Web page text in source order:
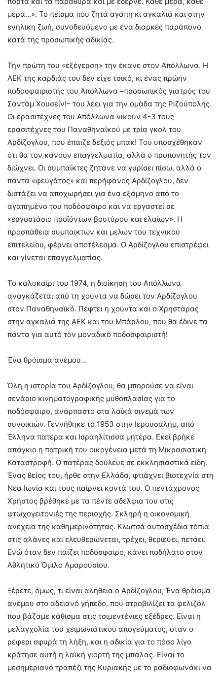
μέρα…». Το πείσμα που ζητά αγάπη κι αγκαλιά και στην
ενήλικη ζωή, συνοδευόμενο με ένα διαρκές παράπονο
κατά της προσωπικής αδικίας.
Την πρώτη του «εξέγερση» την έκανε στον Απόλλωνα. Η
ΑΕΚ της καρδιάς του δεν είχε τσικό, κι ένας πρώην
ποδοσφαιριστής του Απόλλωνα –προσωπικός γιατρός του
Σαντάμ Χουσεΐν!– του λέει για την ομάδα της Ριζούπολης.
Οι ερασιτέχνες του Απόλλωνα νικούν 4-3 τους
ερασιτέχνες του Παναθηναϊκού με τρία γκολ του
Αρδίζογλου, που έπαιζε δεξιός μπακ! Του υποσχέθηκαν
ότι θα τον κάνουν επαγγελματία, αλλά ο προπονητής τον
διώχνει. Οι συμπαίκτες ζητάνε να γυρίσει πίσω, αλλά ο
πάντα «φευγάτος» και περήφανος Αρδίζογλου, δεν
διστάζει να αποχωρήσει για ένα εξάμηνο από το
αγαπημένο του ποδόσφαιρο και να εργαστεί σε
«εργοστάσιο προϊόντων βουτύρου και ελαίων». Η
προσπάθεια συμπαικτών και μελών του τεχνικού
επιτελείου, φέρνει αποτέλεσμα. Ο Αρδίζογλου επιστρέφει
και γίνεται επαγγελματίας.
Το καλοκαίρι του 1974, η διοίκηση του Απόλλωνα
αναγκάζεται από τη χούντα να δώσει τον Αρδίζογλου
στον Παναθηναϊκό. Πέφτει η χούντα και ο Χρηστάρας
στην αγκαλιά της ΑΕΚ και του Μπάρλου, που θα έδινε τα
πάντα για αυτό τον μοναδικό ποδοσφαιριστή!
Ένα θρόισμα ανέμου…
Όλη η ιστορία του Αρδίζογλου, θα μπορούσε να είναι
σενάριο κινηματογραφικής μυθοπλασίας για το
ποδόσφαιρο, ανάρπαστο στα λαϊκά σινεμά των
συνοικιών. Γεννήθηκε το 1953 στην Ιερουσαλήμ, από
Έλληνα πατέρα και Ισραηλίτισσα μητέρα. Εκεί βρήκε
απάγκιο η πατρική του οικογένεια μετά τη Μικρασιατική
Καταστροφή. Ο πατέρας δούλευε σε εκκλησιαστικά είδη.
Ένας θείος του, ήρθε στην Ελλάδα, φτιάχνει βιοτεχνία στη
Νέα Ιωνία και τους παίρνει κοντά του. Ο πεντάχρονος
Χρήστος βρέθηκε με τα πέντε αδέλφια του στις
φτωχογειτονιές της περιοχής. Σκληρή η οικονομική
ανέχεια της καθημερινότητας. Κλωτσά αυτοσχέδια τόπια
στις αλάνες και ελευθερώνεται, τρέχει, θεριεύει, πετάει.
Ενώ όταν δεν παίζει ποδόσφαιρο, κάνει ποδήλατο στον
Αθλητικό Όμιλο Αμαρουσίου.
Ξέρετε, όμως, τι είναι αλήθεια ο Αρδίζογλου; Ένα θρόισμα
ανέμου στο αδειανό γήπεδο, που στροβιλίζει τα φελιζόλ
που βάζαμε κάθισμα στις τσιμεντένιες εξέδρες. Είναι η
μελαγχολία του χειμωνιάτικου απογεύματος, όταν ο
ρέφερι σφυρά τη λήξη, και η αδικία για το πόσο λίγο
κράτησε αυτή η λαϊκή γιορτή της μπάλας. Είναι το
μεσημεριανό τραπέζι της Κυριακής με το ραδιοφωνάκι να